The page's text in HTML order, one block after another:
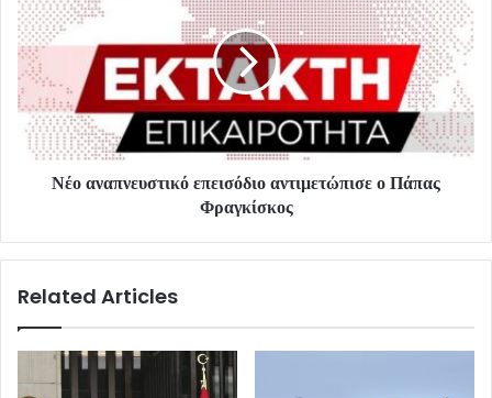
Νέο αναπνευστικό επεισόδιο αντιμετώπισε ο Πάπας
Φραγκίσκος
Related Articles